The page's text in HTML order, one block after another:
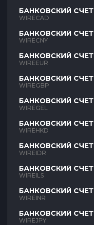
БАНКОВСКИЙ СЧЕТ
CAD
WIRECAD
БАНКОВСКИЙ СЧЕТ
CNY
WIRECNY
БАНКОВСКИЙ СЧЕТ
EUR
WIREEUR
БАНКОВСКИЙ СЧЕТ
GBP
WIREGBP
БАНКОВСКИЙ СЧЕТ
GEL
WIREGEL
БАНКОВСКИЙ СЧЕТ
HKD
WIREHKD
БАНКОВСКИЙ СЧЕТ
IDR
WIREIDR
БАНКОВСКИЙ СЧЕТ
ILS
WIREILS
БАНКОВСКИЙ СЧЕТ
INR
WIREINR
БАНКОВСКИЙ СЧЕТ
JPY
WIREJPY